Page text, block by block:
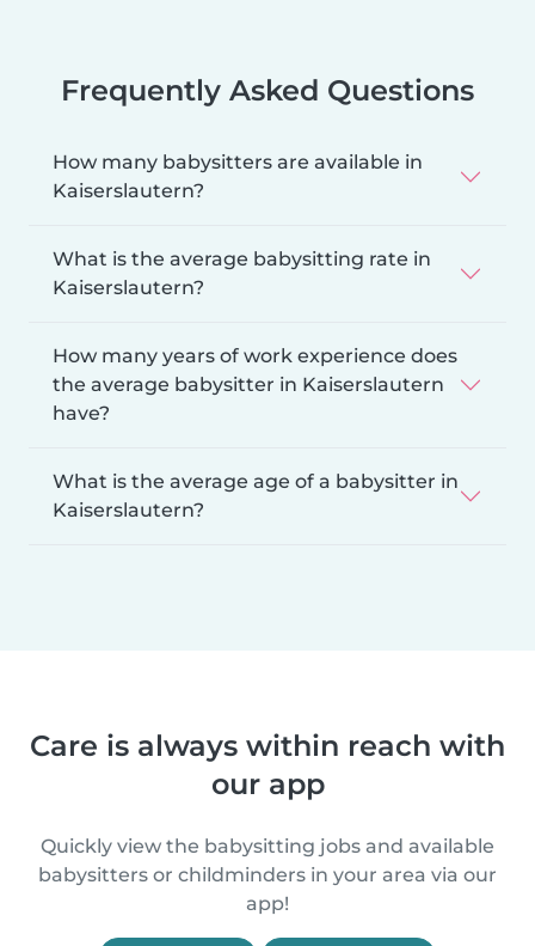
Frequently Asked Questions
How many babysitters are available in
Kaiserslautern?
What is the average babysitting rate in
Kaiserslautern?
How many years of work experience does
the average babysitter in Kaiserslautern
have?
What is the average age of a babysitter in
Kaiserslautern?
Care is always within reach with
our app
Quickly view the babysitting jobs and available
babysitters or childminders in your area via our
app!